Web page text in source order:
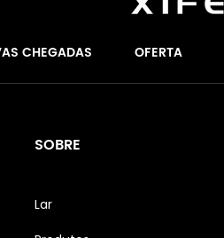
CHEGADAS OFERTA
SOBRE
Lar